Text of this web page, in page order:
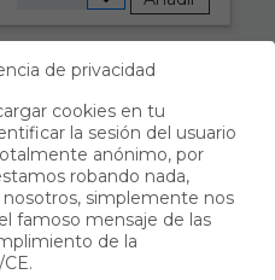
1
Último
de privacidad
cookies en tu
la sesión del usuario
anónimo, por
robando nada,
simplemente nos
famoso mensaje de las
de la